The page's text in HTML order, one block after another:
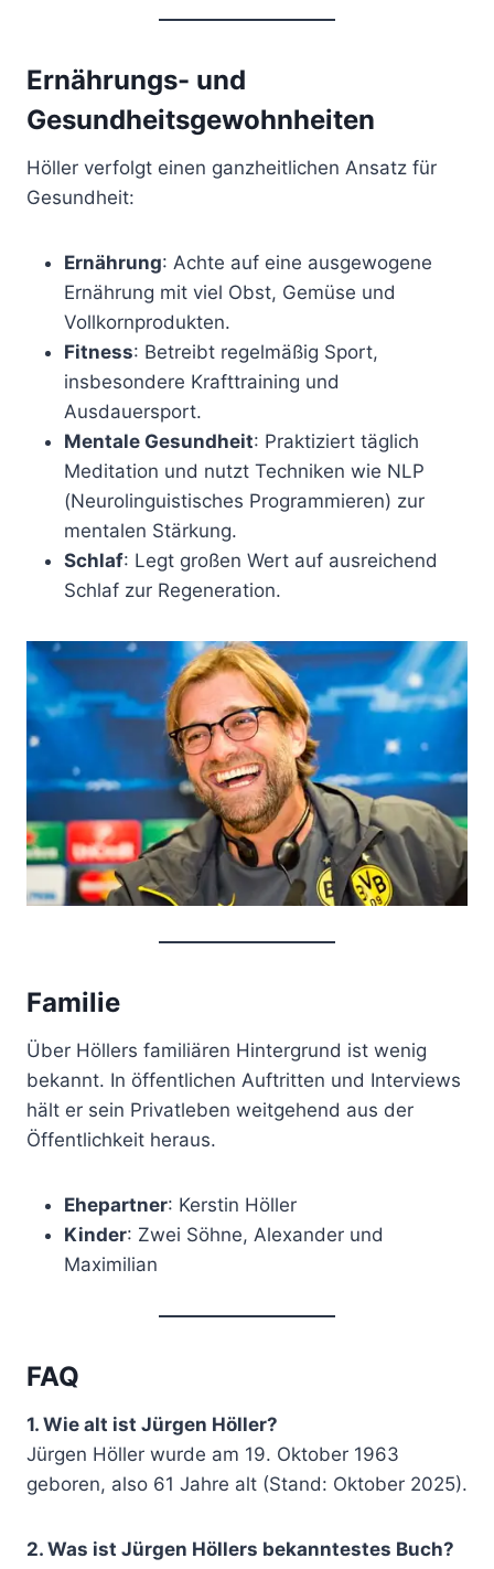
Ernährungs- und
Gesundheitsgewohnheiten
Höller verfolgt einen ganzheitlichen Ansatz für
Gesundheit:
Ernährung: Achte auf eine ausgewogene
Ernährung mit viel Obst, Gemüse und
Vollkornprodukten.
Fitness: Betreibt regelmäßig Sport,
insbesondere Krafttraining und
Ausdauersport.
Mentale Gesundheit: Praktiziert täglich
Meditation und nutzt Techniken wie NLP
(Neurolinguistisches Programmieren) zur
mentalen Stärkung.
Schlaf: Legt großen Wert auf ausreichend
Schlaf zur Regeneration.
Familie
Über Höllers familiären Hintergrund ist wenig
bekannt. In öffentlichen Auftritten und Interviews
hält er sein Privatleben weitgehend aus der
Öffentlichkeit heraus.
Ehepartner: Kerstin Höller
Kinder: Zwei Söhne, Alexander und
Maximilian
FAQ
1. Wie alt ist Jürgen Höller?
Jürgen Höller wurde am 19. Oktober 1963
geboren, also 61 Jahre alt (Stand: Oktober 2025).
2. Was ist Jürgen Höllers bekanntestes Buch?